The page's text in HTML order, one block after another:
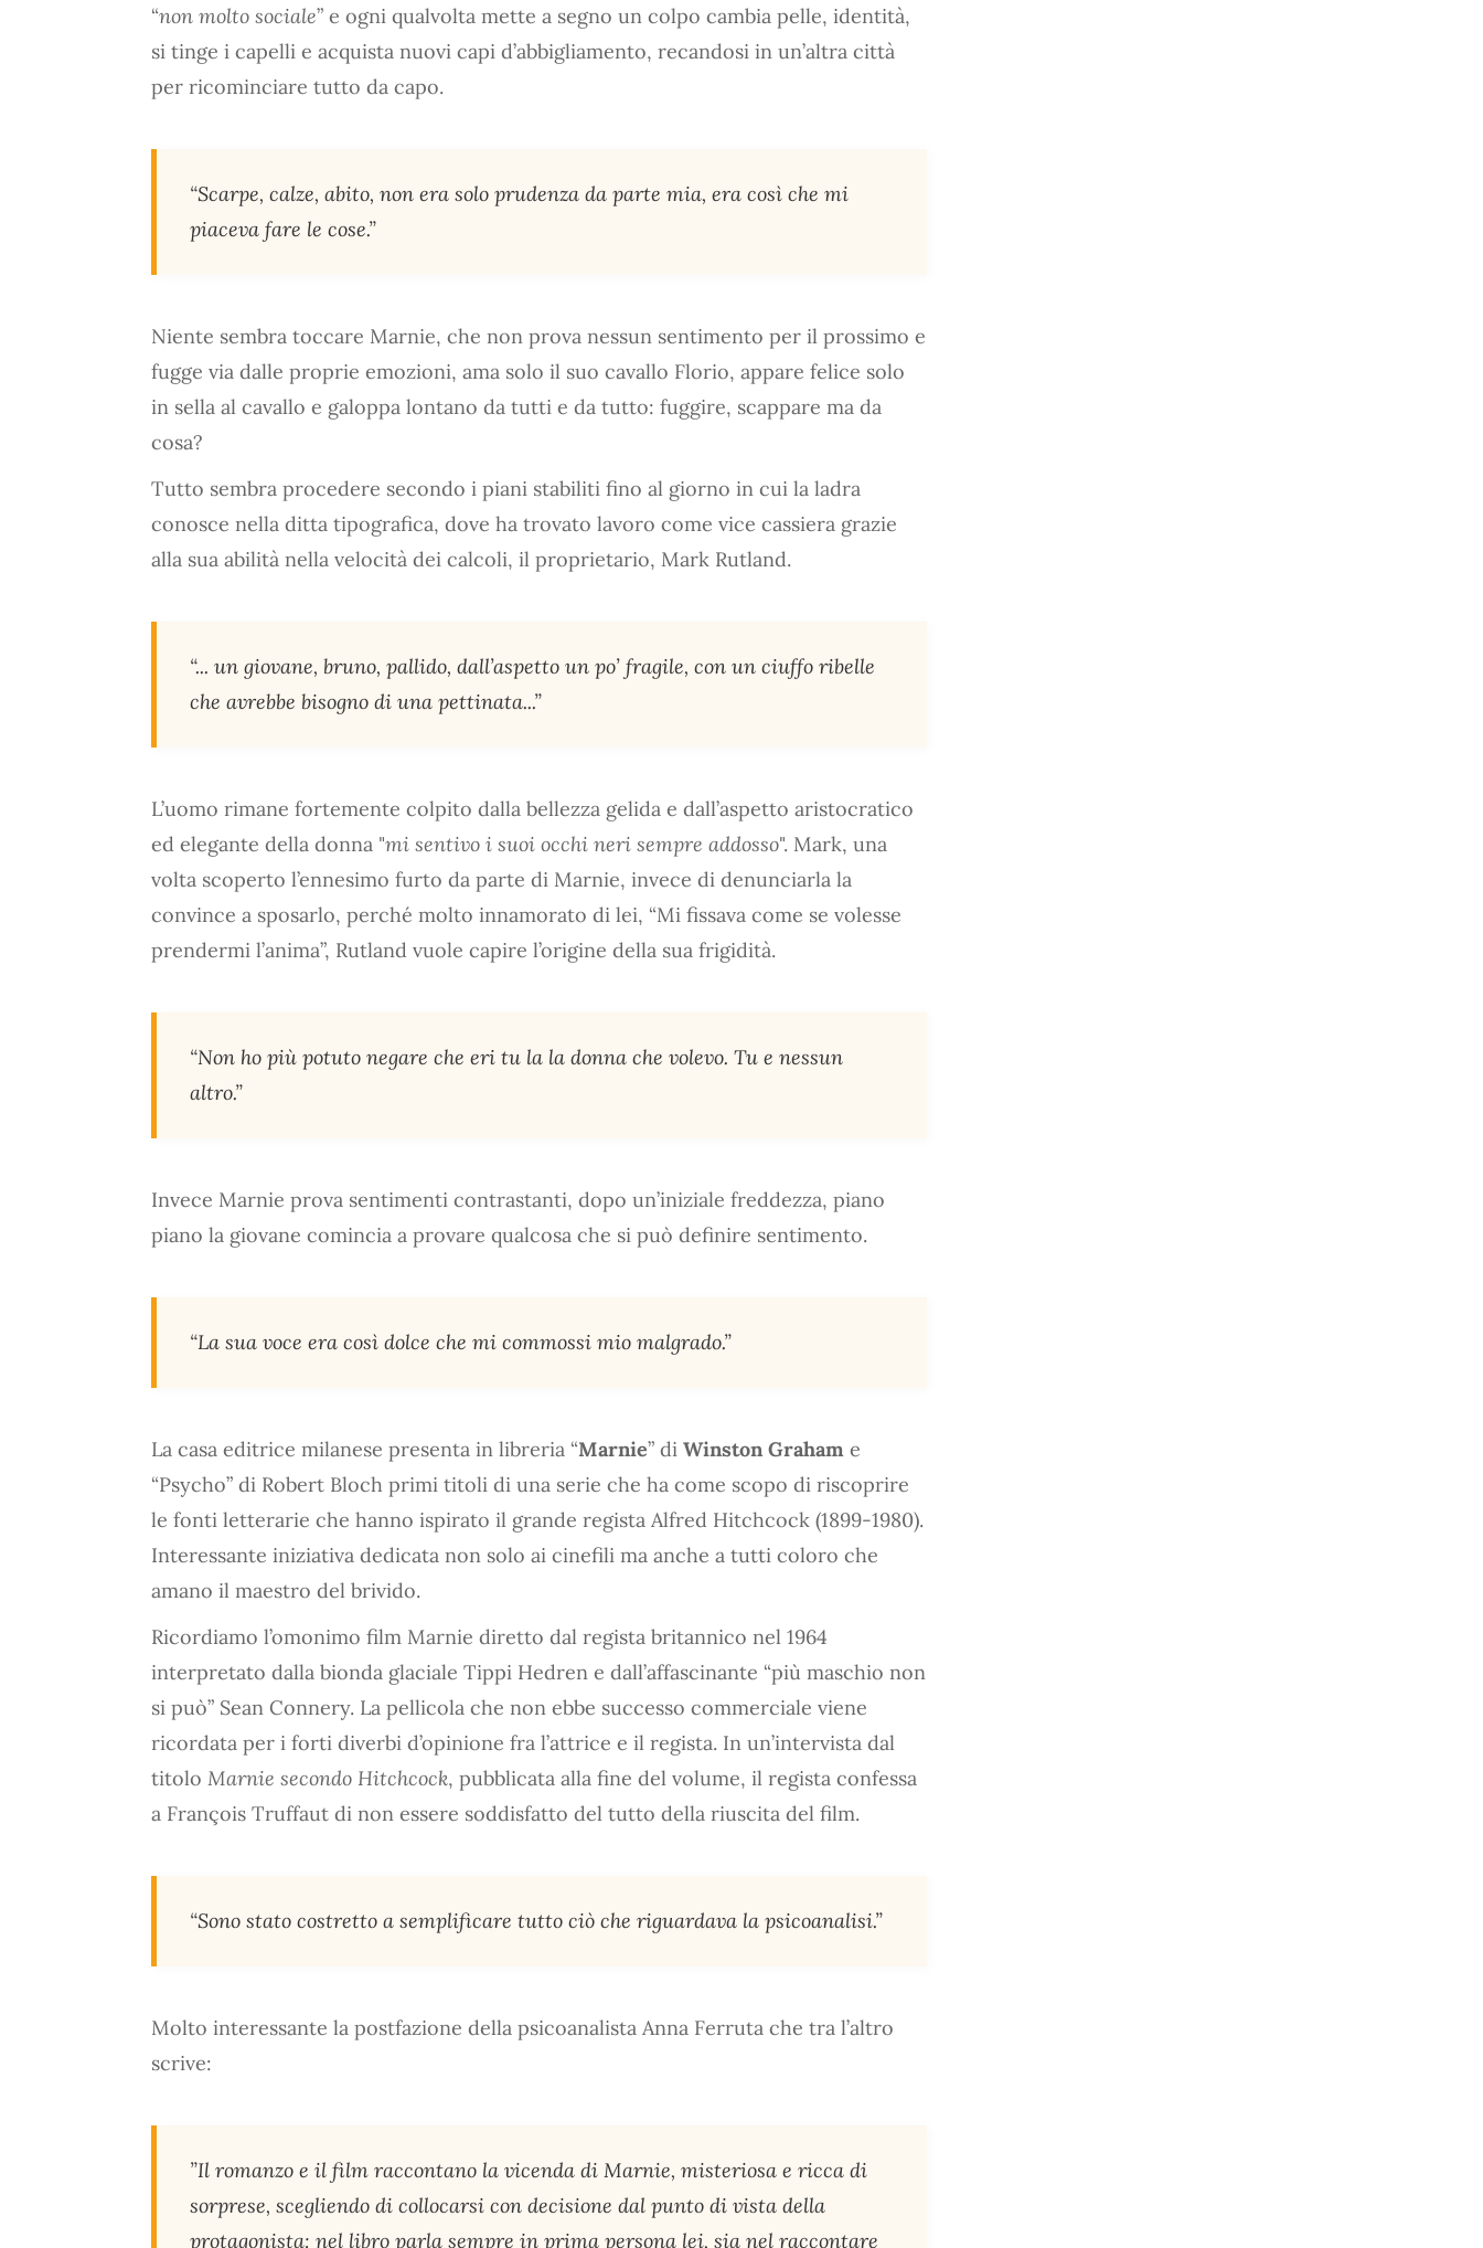
“non molto sociale” e ogni qualvolta mette a segno un colpo cambia pelle, identità,
si tinge i capelli e acquista nuovi capi d’abbigliamento, recandosi in un’altra città
per ricominciare tutto da capo.
“Scarpe, calze, abito, non era solo prudenza da parte mia, era così che mi
piaceva fare le cose.”
Niente sembra toccare Marnie, che non prova nessun sentimento per il prossimo e
fugge via dalle proprie emozioni, ama solo il suo cavallo Florio, appare felice solo
in sella al cavallo e galoppa lontano da tutti e da tutto: fuggire, scappare ma da
cosa?
Tutto sembra procedere secondo i piani stabiliti fino al giorno in cui la ladra
conosce nella ditta tipografica, dove ha trovato lavoro come vice cassiera grazie
alla sua abilità nella velocità dei calcoli, il proprietario, Mark Rutland.
“... un giovane, bruno, pallido, dall’aspetto un po’ fragile, con un ciuffo ribelle
che avrebbe bisogno di una pettinata...”
L’uomo rimane fortemente colpito dalla bellezza gelida e dall’aspetto aristocratico
ed elegante della donna "mi sentivo i suoi occhi neri sempre addosso". Mark, una
volta scoperto l’ennesimo furto da parte di Marnie, invece di denunciarla la
convince a sposarlo, perché molto innamorato di lei, “Mi fissava come se volesse
prendermi l’anima”, Rutland vuole capire l’origine della sua frigidità.
“Non ho più potuto negare che eri tu la la donna che volevo. Tu e nessun
altro.”
Invece Marnie prova sentimenti contrastanti, dopo un’iniziale freddezza, piano
piano la giovane comincia a provare qualcosa che si può definire sentimento.
“La sua voce era così dolce che mi commossi mio malgrado.”
La casa editrice milanese presenta in libreria “Marnie” di Winston Graham e
“Psycho” di Robert Bloch primi titoli di una serie che ha come scopo di riscoprire
le fonti letterarie che hanno ispirato il grande regista Alfred Hitchcock (1899-1980).
Interessante iniziativa dedicata non solo ai cinefili ma anche a tutti coloro che
amano il maestro del brivido.
Ricordiamo l’omonimo film Marnie diretto dal regista britannico nel 1964
interpretato dalla bionda glaciale Tippi Hedren e dall’affascinante “più maschio non
si può” Sean Connery. La pellicola che non ebbe successo commerciale viene
ricordata per i forti diverbi d’opinione fra l’attrice e il regista. In un’intervista dal
titolo Marnie secondo Hitchcock, pubblicata alla fine del volume, il regista confessa
a François Truffaut di non essere soddisfatto del tutto della riuscita del film.
“Sono stato costretto a semplificare tutto ciò che riguardava la psicoanalisi.”
Molto interessante la postfazione della psicoanalista Anna Ferruta che tra l’altro
scrive:
”Il romanzo e il film raccontano la vicenda di Marnie, misteriosa e ricca di
sorprese, scegliendo di collocarsi con decisione dal punto di vista della
protagonista: nel libro parla sempre in prima persona lei, sia nel raccontare